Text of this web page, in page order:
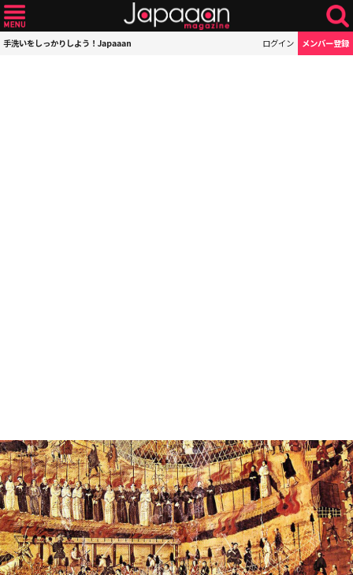
手洗いをしっかりしよう！Japaaan ログイン メンバー登録